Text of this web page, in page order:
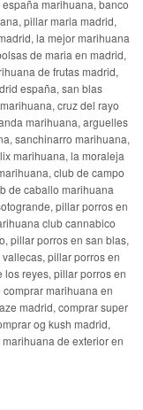
marihuana, banco
pillar maria madrid,
la mejor marihuana
de maria en madrid,
de frutas madrid,
españa, san blas
cruz del rayo
marihuana, arguelles
sanchinarro marihuana,
marihuana, la moraleja
club de campo
de caballo marihuana
pillar porros en
club cannabico
pillar porros en san blas,
pillar porros en
reyes, pillar porros en
marihuana en
madrid, comprar super
og kush madrid,
de exterior en